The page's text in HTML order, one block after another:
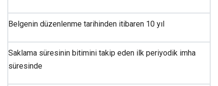
Belgenin düzenlenme tarihinden itibaren 10 yıl
Saklama süresinin bitimini takip eden ilk periyodik imha
süresinde